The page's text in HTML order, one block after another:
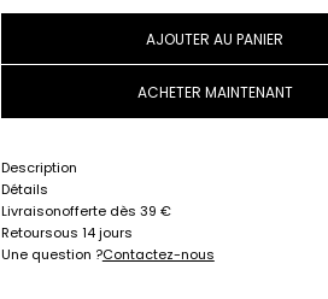
AJOUTER AU PANIER
ACHETER MAINTENANT
Description
Détails
Livraisonofferte dès 39 €
Retoursous 14 jours
Une question ?Contactez-nous